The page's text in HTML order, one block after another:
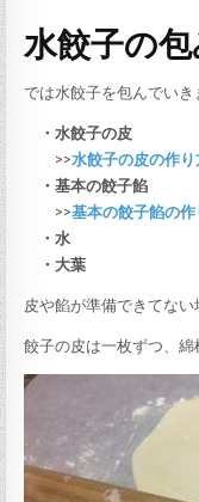
水餃子の
では水餃子を包んでいき
・水餃子の皮
>>水餃子の皮の作
・基本の餃子餡
>>基本の餃子餡の
・水
・大葉
皮や餡が準備できてない
餃子の皮は一枚ずつ、綿